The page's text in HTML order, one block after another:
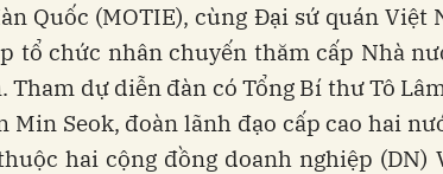
Quốc (MOTIE), cùng Đại sứ quán Việt
tổ chức nhân chuyến thăm cấp Nhà
Tham dự diễn đàn có Tổng Bí thư Tô
Min Seok, đoàn lãnh đạo cấp cao hai
hai cộng đồng doanh nghiệp (DN)